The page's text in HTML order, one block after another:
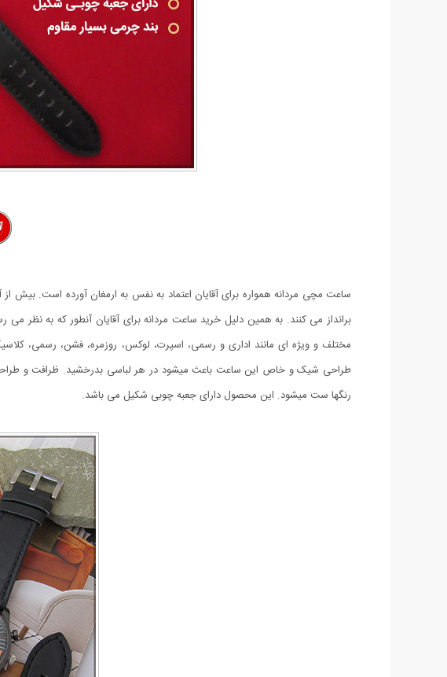
ساعت مچی مردانه همواره برای آقایان اعتماد به نفس به ارمغان آورده است.
مختلف و ویژه ای مانند اداری و رسمی، اسپرت، لوکس، روزمره، فشن، رسمی،
طراحی شیک و خاص این ساعت باعث میشود در هر لباسی بدرخشید. ظرافت و
رنگها ست میشود. این محصول دارای جعبه چوبی شکیل می باشد.